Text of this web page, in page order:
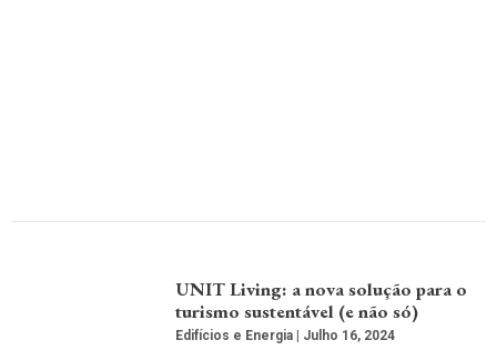
UNIT Living: a nova solução para o
turismo sustentável (e não só)
Edifícios e Energia Julho 16, 2024